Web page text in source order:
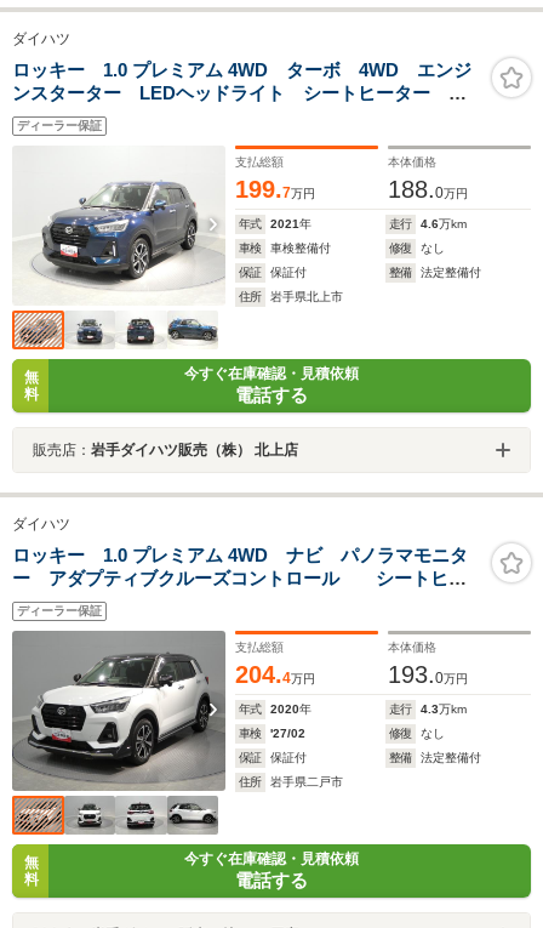
ダイハツ
ロッキー 1.0 プレミアム 4WD ターボ 4WD エンジ
ンスターター LEDヘッドライト シートヒーター ア
ダプティブクルーズコントロール
ディーラー保証
支払総額
199.7万円
本体価格
188.0万円
年式 2021年 走行 4.6万km
車検
車検整備付 修復
なし
保証
保証付 整備
法定整備付
住所
岩手県北上市
無
料
今すぐ在庫確認・見積依頼
電話する
販売店： 岩手ダイハツ販売（株） 北上店
ダイハツ
ロッキー 1.0 プレミアム 4WD ナビ パノラマモニタ
ー アダプティブクルーズコントロール シートヒー
ター 前方ドラレコ エンジンスターター スマートキ
ー
ディーラー保証
支払総額
204.4万円
本体価格
193.0万円
年式 2020年 走行 4.3万km
車検
'27/02 修復
なし
保証
保証付 整備
法定整備付
住所
岩手県二戸市
無
料
今すぐ在庫確認・見積依頼
電話する